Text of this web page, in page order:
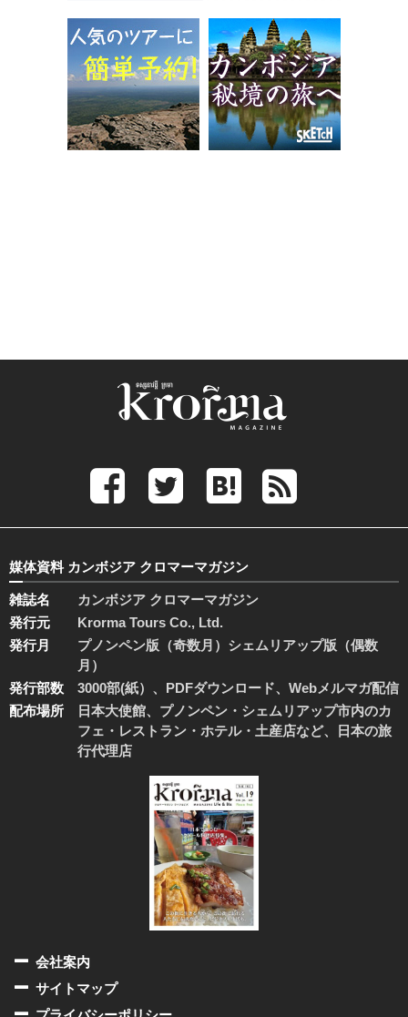
媒体資料 カンボジア クロマーマガジン
雑誌名
カンボジア クロマーマガジン
発行元
Krorma Tours Co., Ltd.
発行月
プノンペン版（奇数月）シェムリアップ版（偶数
月）
発行部数
3000部(紙）、PDFダウンロード、Webメルマガ配信
配布場所
日本大使館、プノンペン・シェムリアップ市内のカ
フェ・レストラン・ホテル・土産店など、日本の旅
行代理店
会社案内
サイトマップ